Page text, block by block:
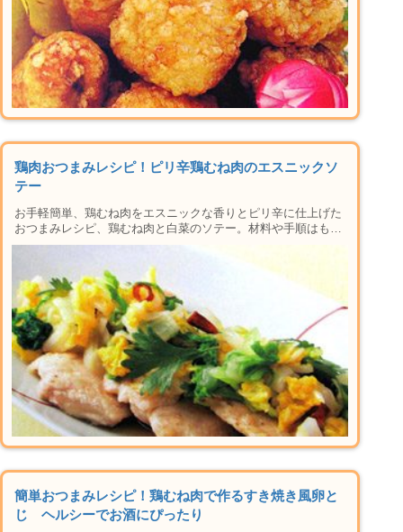
鶏肉おつまみレシピ！ピリ辛鶏むね肉のエスニックソ
テー
お手軽簡単、鶏むね肉をエスニックな香りとピリ辛に仕上げた
おつまみレシピ、鶏むね肉と白菜のソテー。材料や手順はもち
ろん、焼き方や下準備のコツ、アレンジレシピ、おつまみに合
ん。おかずにも使えるレシピなの晩御飯にもおすすめ♪家で本
格居酒屋メニューができちゃう人気のシリーズです！
簡単おつまみレシピ！鶏むね肉で作るすき焼き風卵と
じ ヘルシーでお酒にぴったり